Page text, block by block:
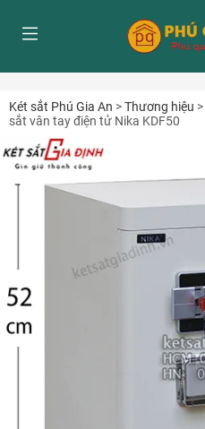
Két sắt Phú Gia An >Thương hiệu >
sắt vân tay điện tử Nika KDF50